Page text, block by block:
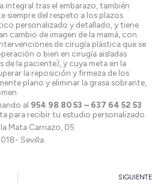
tras el embarazo, también
siempre del respeto a los plazos
personalizado y detallado, y tiene
cambio de imagen de la mamá, con
de cirugía plástica que se
o bien en cirugía aisladas
de la paciente), y cuya meta en la
la reposición y firmeza de los
plano y eliminar la grasa sobrante,
al 954 98 80 53 – 637 64 52 53
para recibir tu estudio personalizado.
Mata Carriazo, 05
Sevilla
SIGUIENTE